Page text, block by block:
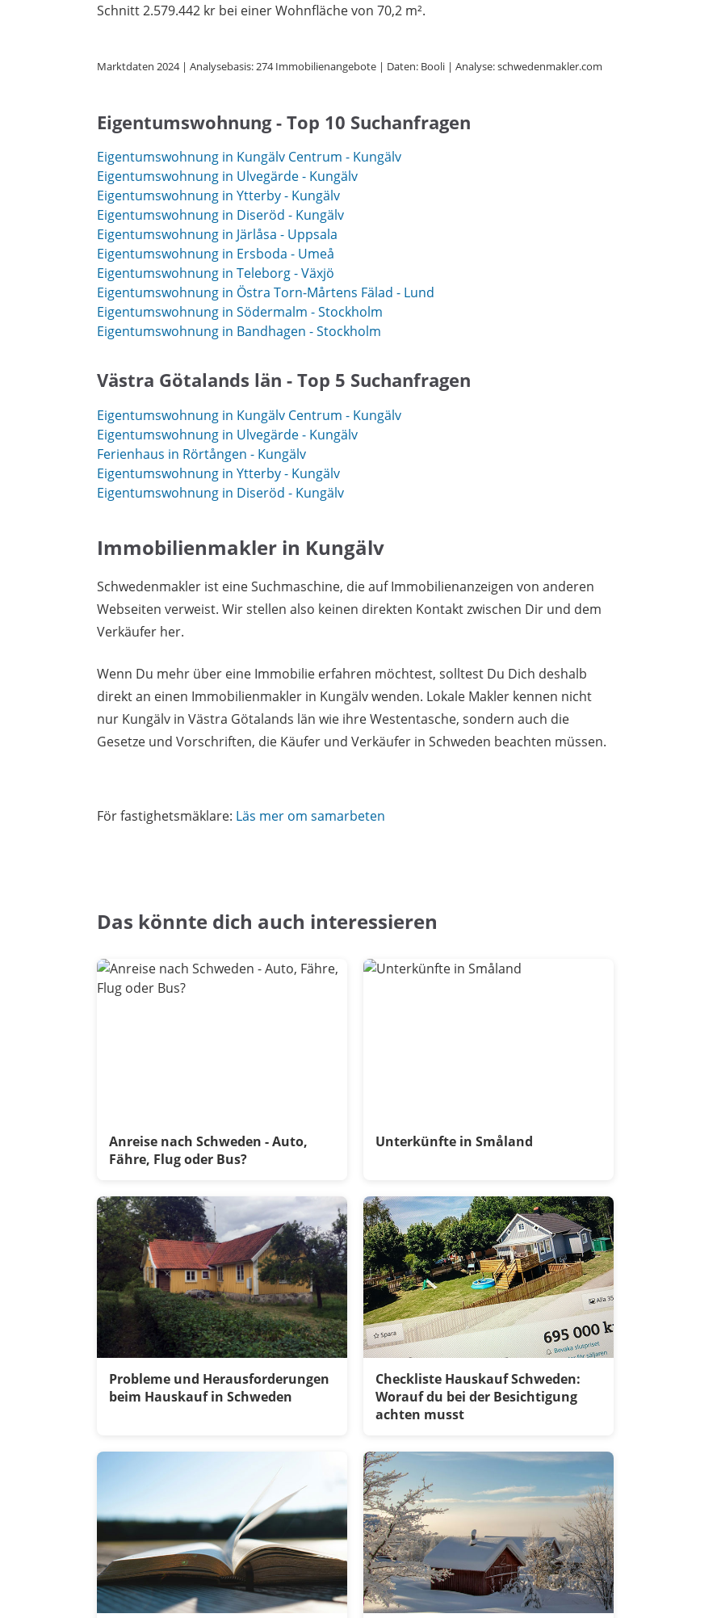
Schnitt 2.579.442 kr bei einer Wohnfläche von 70,2 m².
Marktdaten 2024 | Analysebasis: 274 Immobilienangebote | Daten: Booli | Analyse: schwedenmakler.com
Eigentumswohnung - Top 10 Suchanfragen
Eigentumswohnung in Kungälv Centrum - Kungälv
Eigentumswohnung in Ulvegärde - Kungälv
Eigentumswohnung in Ytterby - Kungälv
Eigentumswohnung in Diseröd - Kungälv
Eigentumswohnung in Järlåsa - Uppsala
Eigentumswohnung in Ersboda - Umeå
Eigentumswohnung in Teleborg - Växjö
Eigentumswohnung in Östra Torn-Mårtens Fälad - Lund
Eigentumswohnung in Södermalm - Stockholm
Eigentumswohnung in Bandhagen - Stockholm
Västra Götalands län - Top 5 Suchanfragen
Eigentumswohnung in Kungälv Centrum - Kungälv
Eigentumswohnung in Ulvegärde - Kungälv
Ferienhaus in Rörtången - Kungälv
Eigentumswohnung in Ytterby - Kungälv
Eigentumswohnung in Diseröd - Kungälv
Immobilienmakler in Kungälv
Schwedenmakler ist eine Suchmaschine, die auf Immobilienanzeigen von anderen
Webseiten verweist. Wir stellen also keinen direkten Kontakt zwischen Dir und dem
Verkäufer her.
Wenn Du mehr über eine Immobilie erfahren möchtest, solltest Du Dich deshalb
direkt an einen Immobilienmakler in Kungälv wenden. Lokale Makler kennen nicht
nur Kungälv in Västra Götalands län wie ihre Westentasche, sondern auch die
Gesetze und Vorschriften, die Käufer und Verkäufer in Schweden beachten müssen.
För fastighetsmäklare: Läs mer om samarbeten
Das könnte dich auch interessieren
Anreise nach Schweden - Auto,
Fähre, Flug oder Bus?
Unterkünfte in Småland
Probleme und Herausforderungen
beim Hauskauf in Schweden
Checkliste Hauskauf Schweden:
Worauf du bei der Besichtigung
achten musst